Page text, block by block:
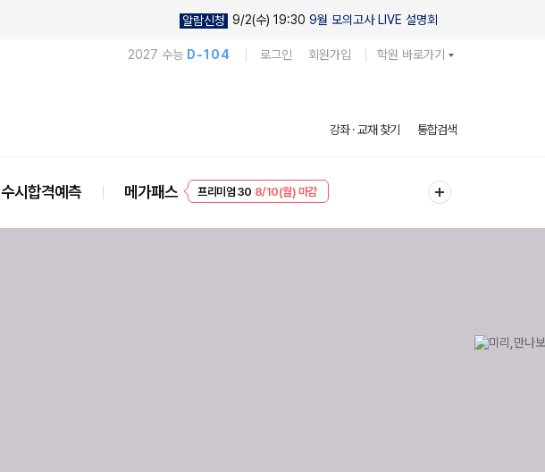
알람신청 9/2(수) 19:30 9월 모의고사 LIVE 설명회
2027 수능 D-104 로그인 회원가입 학원 바로가기
강좌 · 교재 찾기 통합검색
수시합격예측 메가패스
EVENT 8/10(월) 마감